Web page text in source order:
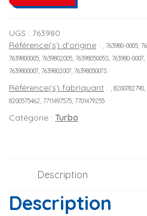
UGS : 763980
Référence(s) d'origine : , 763980-0005,
7639800005, 7639802005, 7639805005S, 763980-
7639800007, 7639802007, 7639805007S
Référence(s) fabriquant : ,
8200575462, 7711497575, 7701479255
Catégorie : Turbo
Description
Description